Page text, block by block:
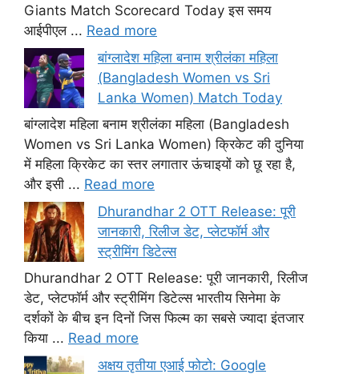
Giants Match Scorecard Today इस समय
आईपीएल ... Read more
बांग्लादेश महिला बनाम श्रीलंका महिला
(Bangladesh Women vs Sri
Lanka Women) Match Today
बांग्लादेश महिला बनाम श्रीलंका महिला (Bangladesh
Women vs Sri Lanka Women) क्रिकेट की दुनिया
में महिला क्रिकेट का स्तर लगातार ऊंचाइयों को छू रहा है,
और इसी ... Read more
Dhurandhar 2 OTT Release: पूरी
जानकारी, रिलीज डेट, प्लेटफॉर्म और
स्ट्रीमिंग डिटेल्स
Dhurandhar 2 OTT Release: पूरी जानकारी, रिलीज
डेट, प्लेटफॉर्म और स्ट्रीमिंग डिटेल्स भारतीय सिनेमा के
दर्शकों के बीच इन दिनों जिस फिल्म का सबसे ज्यादा इंतजार
किया ... Read more
अक्षय तृतीया एआई फोटो: Google